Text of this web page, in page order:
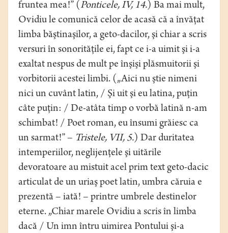
fruntea mea!” (Ponticele, IV, 14.) Ba mai mult,
Ovidiu le comunică celor de acasă că a învăţat
limba băştinaşilor, a geto-dacilor, şi chiar a scris
versuri în sonorităţile ei, fapt ce i-a uimit şi i-a
exaltat nespus de mult pe înşişi plăsmuitorii şi
vorbitorii acestei limbi. („Aici nu ştie nimeni
nici un cuvânt latin, / Şi uit şi eu latina, puţin
câte puţin: / De-atâta timp o vorbă latină n-am
schimbat! / Poet roman, eu însumi grăiesc ca
un sarmat!” – Tristele, VII, 5.) Dar duritatea
intemperiilor, neglijenţele şi uitările
devoratoare au mistuit acel prim text geto-dacic
articulat de un uriaş poet latin, umbra căruia e
prezentă – iată! – printre umbrele destinelor
eterne. „Chiar marele Ovidiu a scris în limba
dacă / Un imn întru uimirea Pontului şi-a